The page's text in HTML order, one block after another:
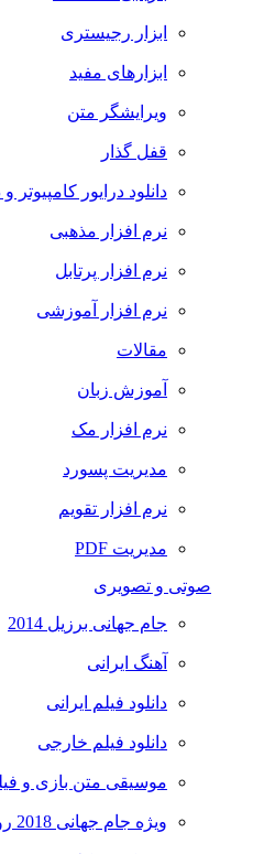
ابزار رجیستری
ابزارهای مفید
ویرایشگر متن
قفل گذار
دانلود درایور کامپیوتر
نرم افزار مذهبی
نرم افزار پرتابل
نرم افزار آموزشی
مقالات
آموزش زبان
نرم افزار مک
مدیریت پسورد
نرم افزار تقویم
مدیریت PDF
صوتی و تصویری
جام جهانی برزیل 2014
آهنگ ایرانی
دانلود فیلم ایرانی
دانلود فیلم خارجی
موسیقی متن بازی و
ویژه جام جهانی 2018 روسیه